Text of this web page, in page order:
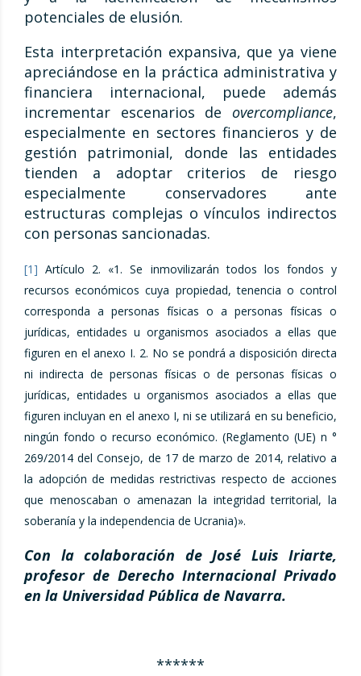
potenciales de elusión.
Esta interpretación expansiva, que ya viene
apreciándose en la práctica administrativa y
financiera internacional, puede además
incrementar escenarios de overcompliance,
especialmente en sectores financieros y de
gestión patrimonial, donde las entidades
tienden a adoptar criterios de riesgo
especialmente conservadores ante
estructuras complejas o vínculos indirectos
con personas sancionadas.
[1] Artículo 2. «1. Se inmovilizarán todos los fondos y
recursos económicos cuya propiedad, tenencia o control
corresponda a personas físicas o a personas físicas o
jurídicas, entidades u organismos asociados a ellas que
figuren en el anexo I. 2. No se pondrá a disposición directa
ni indirecta de personas físicas o de personas físicas o
jurídicas, entidades u organismos asociados a ellas que
figuren incluyan en el anexo I, ni se utilizará en su beneficio,
ningún fondo o recurso económico. (Reglamento (UE) n °
269/2014 del Consejo, de 17 de marzo de 2014, relativo a
la adopción de medidas restrictivas respecto de acciones
que menoscaban o amenazan la integridad territorial, la
soberanía y la independencia de Ucrania)».
Con la colaboración de José Luis Iriarte,
profesor de Derecho Internacional Privado
en la Universidad Pública de Navarra.
******